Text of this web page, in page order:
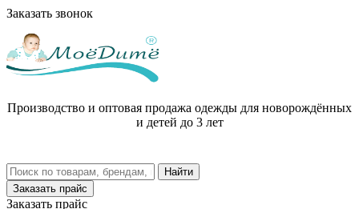
Заказать звонок
Производство и оптовая продажа одежды для новорождённых
и детей до 3 лет
Заказать прайс
Заказать прайс